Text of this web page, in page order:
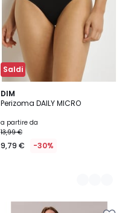
Saldi
DIM
Perizoma DAILY MICRO
a partire da
13,99 €
9,79 € -30%
2
Colori